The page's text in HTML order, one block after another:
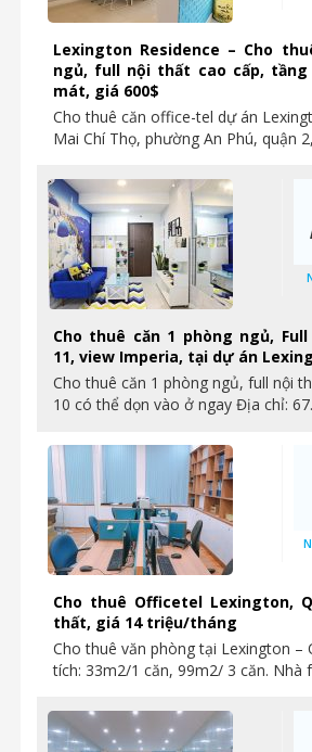
Lexington Residence – Cho
ngủ, full nội thất cao cấp,
mát, giá 600$
Cho thuê căn office-tel dự án
Mai Chí Thọ, phường An Phú, quận
Cho thuê căn 1 phòng ngủ,
11, view Imperia, tại dự án
Cho thuê căn 1 phòng ngủ, full nội
10 có thể dọn vào ở ngay Địa chỉ:
Cho thuê Officetel Lexington,
thất, giá 14 triệu/tháng
Cho thuê văn phòng tại Lexington –
tích: 33m2/1 căn, 99m2/ 3 căn. Nhà